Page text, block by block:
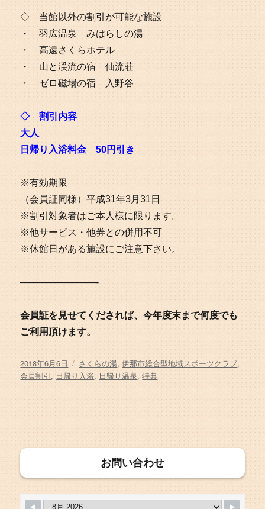
◇ 当館以外の割引が可能な施設
・ 羽広温泉 みはらしの湯
・ 高遠さくらホテル
・ 山と渓流の宿 仙流荘
・ ゼロ磁場の宿 入野谷
◇ 割引内容
大人
日帰り入浴料金 50円引き
※有効期限
（会員証同様）平成31年3月31日
※割引対象者はご本人様に限ります。
※他サービス・他券との併用不可
※休館日がある施設にご注意下さい。
————————-
会員証を見せてくだされば、今年度末まで何度でも
ご利用頂けます。
投
稿
2018年6月6日
タ
グ
さくらの湯,伊那市総合型地域スポーツクラブ,
会員割引, 日帰り入浴, 日帰り温泉,特典
お問い合わせ